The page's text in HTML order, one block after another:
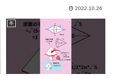
2022.10.26
冬